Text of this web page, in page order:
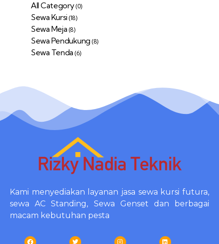
All Category (0)
Sewa Kursi (18)
Sewa Meja (8)
Sewa Pendukung (8)
Sewa Tenda (6)
Kami menyediakan layanan jasa sewa kursi futura,
sewa AC Standing, Sewa Genset dan berbagai
macam kebutuhan pesta